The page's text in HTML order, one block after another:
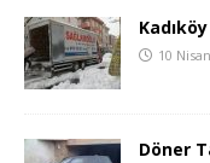
10
Döner